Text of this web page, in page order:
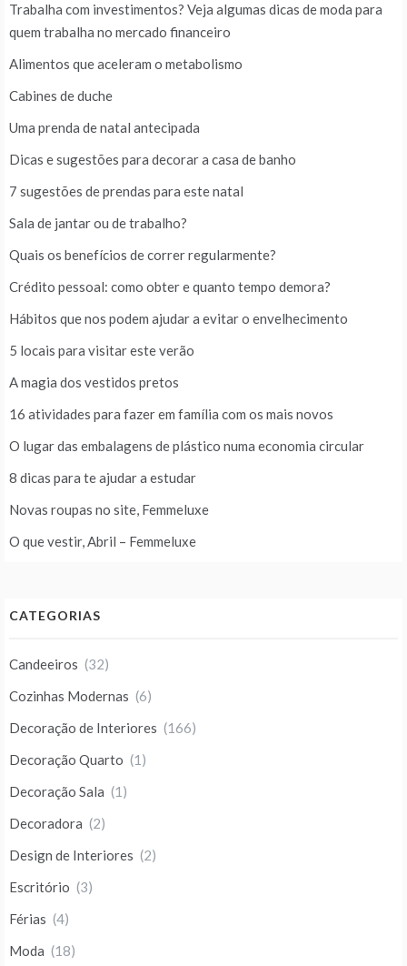
Trabalha com investimentos? Veja algumas dicas de moda para
quem trabalha no mercado financeiro
Alimentos que aceleram o metabolismo
Cabines de duche
Uma prenda de natal antecipada
Dicas e sugestões para decorar a casa de banho
7 sugestões de prendas para este natal
Sala de jantar ou de trabalho?
Quais os benefícios de correr regularmente?
Crédito pessoal: como obter e quanto tempo demora?
Hábitos que nos podem ajudar a evitar o envelhecimento
5 locais para visitar este verão
A magia dos vestidos pretos
16 atividades para fazer em família com os mais novos
O lugar das embalagens de plástico numa economia circular
8 dicas para te ajudar a estudar
Novas roupas no site, Femmeluxe
O que vestir, Abril – Femmeluxe
CATEGORIAS
Candeeiros (32)
Cozinhas Modernas (6)
Decoração de Interiores (166)
Decoração Quarto (1)
Decoração Sala (1)
Decoradora (2)
Design de Interiores (2)
Escritório (3)
Férias (4)
Moda (18)